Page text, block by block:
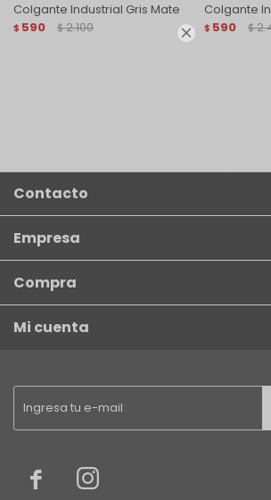

Colgante Industrial Gris Mate
$ 590 $ 2.100
Colgante
$ 590 $
 
Contacto
Empresa
Compra
Mi cuenta